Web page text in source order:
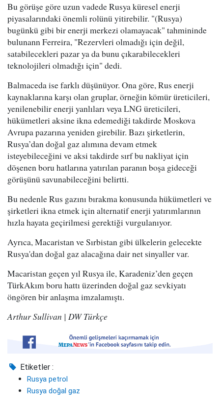
Bu görüşe göre uzun vadede Rusya küresel enerji
piyasalarındaki önemli rolünü yitirebilir. "(Rusya)
bugünkü gibi bir enerji merkezi olamayacak" tahmininde
bulunann Ferreira, "Rezervleri olmadığı için değil,
satabilecekleri pazar ya da bunu çıkarabilecekleri
teknolojileri olmadığı için" dedi.
Balmaceda ise farklı düşünüyor. Ona göre, Rus enerji
kaynaklarına karşı olan gruplar, örneğin kömür üreticileri,
yenilenebilir enerji yanlıları veya LNG üreticileri,
hükümetleri aksine ikna edemediği takdirde Moskova
Avrupa pazarına yeniden girebilir. Bazı şirketlerin,
Rusya’dan doğal gaz alımına devam etmek
isteyebileceğini ve aksi takdirde sırf bu nakliyat için
döşenen boru hatlarına yatırılan paranın boşa gideceği
görüşünü savunabileceğini belirtti.
Bu nedenle Rus gazını bırakma konusunda hükümetleri ve
şirketleri ikna etmek için alternatif enerji yatırımlarının
hızla hayata geçirilmesi gerektiği vurgulanıyor.
Ayrıca, Macaristan ve Sırbistan gibi ülkelerin gelecekte
Rusya'dan doğal gaz alacağına dair net sinyaller var.
Macaristan geçen yıl Rusya ile, Karadeniz’den geçen
TürkAkım boru hattı üzerinden doğal gaz sevkiyatı
öngören bir anlaşma imzalamıştı.
Arthur Sullivan | DW Türkçe
Etiketler :
Rusya petrol
Rusya doğal gaz